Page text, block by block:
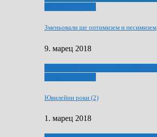
Зменьовали ше оптимизем и песимизем
9. марец 2018
Ювилейни роки (2)
1. марец 2018